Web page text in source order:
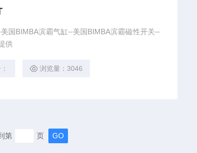
国BIMBA滨霸气缸--美国BIMBA滨霸磁性开关--
供
浏览量：3046
第 页